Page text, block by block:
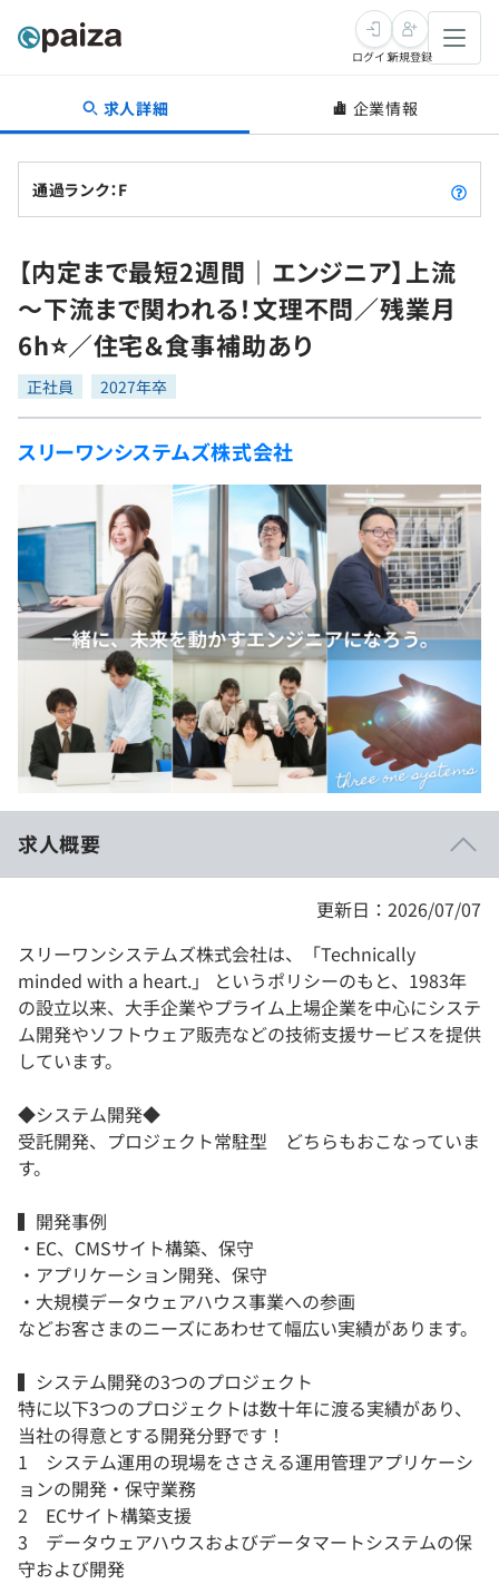
転職・キャリア
転職成功ガイド
転職エージェント
インタビュー
転職成功ガイド
新卒就活
求人検索
本選考
インターン
新卒エージェント
イベント・セミナー
インタビュー
就活成功ガイド
学習
問題集
4択課題
リファレンス
プラン
個人向けプラン
法人向けプラン
学校向けプラン
契約内容・クーポン
プログラミング言語
再チャレンジ結果一覧
ゲーム・マンガ
Tech Team Journal
paiza times
note
paizaとは？
ログイン新規登録
求人詳細 企業情報
通過ランク：F
【内定まで最短2週間｜エンジニア】上流
～下流まで関われる！文理不問／残業月
6h⭐／住宅＆食事補助あり
正社員 2027年卒
スリーワンシステムズ株式会社
求人概要
更新日：2026/07/07
スリーワンシステムズ株式会社は、「Technically
minded with a heart.」 というポリシーのもと、1983年
の設立以来、大手企業やプライム上場企業を中心にシステ
ム開発やソフトウェア販売などの技術支援サービスを提供
しています。
◆システム開発◆
受託開発、プロジェクト常駐型 どちらもおこなっていま
す。
▍開発事例
・EC、CMSサイト構築、保守
・アプリケーション開発、保守
・大規模データウェアハウス事業への参画
などお客さまのニーズにあわせて幅広い実績があります。
▍システム開発の3つのプロジェクト
特に以下3つのプロジェクトは数十年に渡る実績があり、
当社の得意とする開発分野です！
1 システム運用の現場をささえる運用管理アプリケーシ
ョンの開発・保守業務
2 ECサイト構築支援
3 データウェアハウスおよびデータマートシステムの保
守および開発